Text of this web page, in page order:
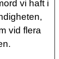
vi haft i
vid flera